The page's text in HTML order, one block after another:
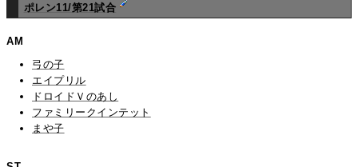
ポレン11/第21試合
AM
弓の子
エイプリル
ドロイドＶのあし
ファミリークインテット
まや子